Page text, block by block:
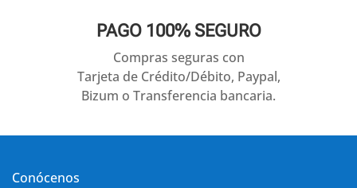
PAGO 100% SEGURO
Compras seguras con
Tarjeta de Crédito/Débito, Paypal,
Bizum o Transferencia bancaria.
Conócenos